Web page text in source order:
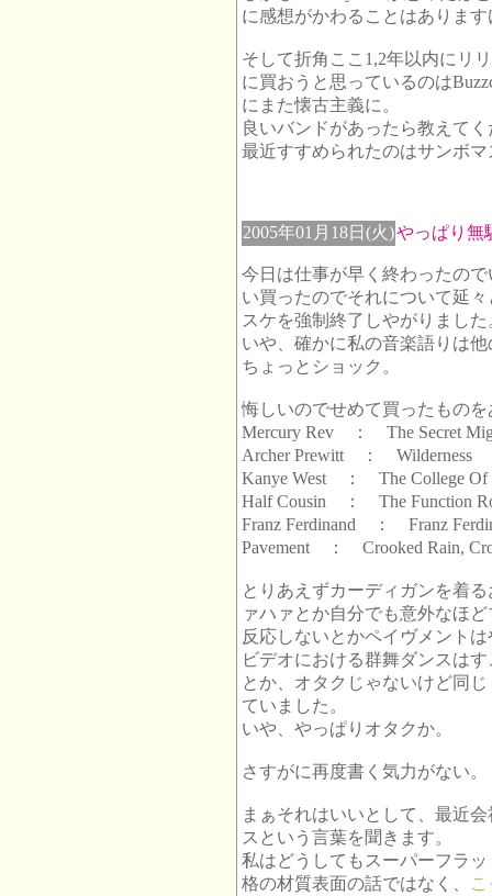
に感想がかわることはあります
そして折角ここ1,2年以内にリ
に買おうと思っているのは
にまた懐古主義に。
良いバンドがあったら教えて
最近すすめられたのはサンボ
2005年01月18日(火)やっぱり無
今日は仕事が早く終わったの
い買ったのでそれについて延
スケを強制終了しやがりました
いや、確かに私の音楽語りは
ちょっとショック。
悔しいのでせめて買ったもの
Mercury Rev ： The Secret
Archer Prewitt ： Wilderness
Kanye West ： The College Of
Half Cousin ： The Function
Franz Ferdinand ： Franz
Pavement ： Crooked Rain,
とりあえずカーディガンを着
ァハァとか自分でも意外なほ
反応しないとかペイヴメント
ビデオにおける群舞ダンスは
とか、オタクじゃないけど同
ていました。
いや、やっぱりオタクか。
さすがに再度書く気力がない。
まぁそれはいいとして、最近
スという言葉を聞きます。
私はどうしてもスーパーフラ
格の材質表面の話ではなく、